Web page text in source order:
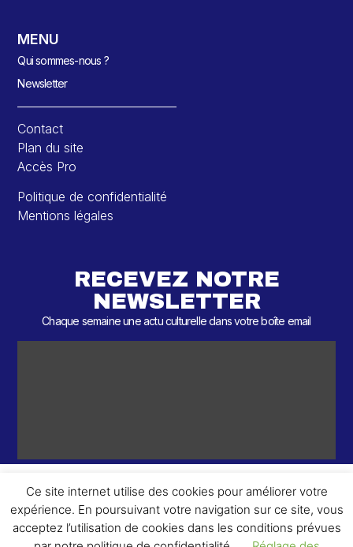
MENU
Qui sommes-nous ?
Newsletter
Contact
Plan du site
Accès Pro
Politique de confidentialité
Mentions légales
RECEVEZ NOTRE
NEWSLETTER
Chaque semaine une actu culturelle dans votre boîte email
© 2026 – 2 ème Round – Tous droits réservés.
Ce site internet utilise des cookies pour améliorer votre
expérience. En poursuivant votre navigation sur ce site, vous
acceptez l’utilisation de cookies dans les conditions prévues